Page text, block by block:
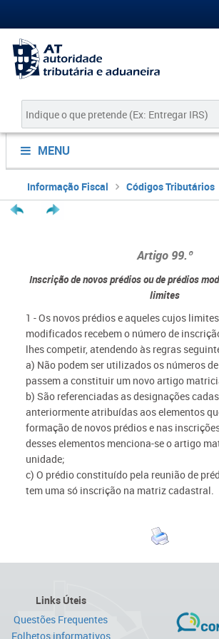
MENU
Informação Fiscal Códigos Tributários
Artigo 99.º
Inscrição de novos prédios ou de prédios
limites
1 - Os novos prédios e aqueles cujos
modificados recebem o número de
lhes competir, atendendo às regras
a) Não podem ser utilizados os números
passem a constituir um novo artigo
b) São referenciadas as designações
anteriormente atribuídas aos elementos
formação de novos prédios e nas
desses elementos menciona-se o artigo
unidade;
c) O prédio constituído pela reunião de
tem uma só inscrição na matriz cadastral.
Links Úteis
Questões Frequentes
Folhetos informativos